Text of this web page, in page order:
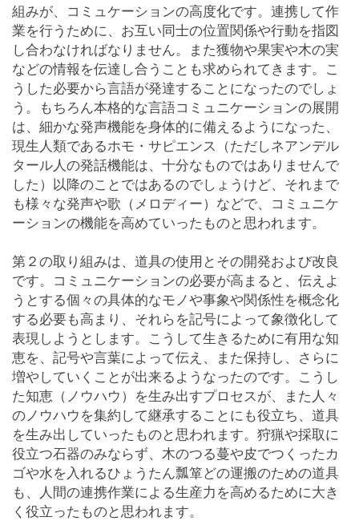
組みが、コミュケーションの高度化です。連携して作
業を行うために、お互い同士の位置関係や行動を指図
し合わなければなりません。また獲物や果実や木の実
などの情報を伝達し合うことも求められてきます。こ
うした必要から言語が発達することになったのでしょ
う。もちろん本格的な言語コミュニケーションの展開
は、細かな発声機能を身体的に備えるようになった、
現生人類であるホモ・サピエンス（ただしネアンデル
タール人の発話機能は、十分なものではありませんで
した）以降のことではあるのでしょうけど、それまで
も様々な発声や歌（メロディー）などで、コミュニケ
ーションの機能を高めていったものと思われます。
第２の取り組みは、道具の使用とその開発および改良
です。コミュニケーションの必要が高まると、伝えよ
うとする個々の具体的なモノや事象や関係性を概念化
する必要も高まり、それらを記号によって象徴化して
表現しようとします。こうして生きるために有用な知
恵を、記号や言葉によって伝え、また保持し、さらに
増やしていくことが出来るようなったのです。こうし
た知恵（ノウハウ）を生み出すプロセスが、また人々
のノウハウを集約して継承することにも役立ち、道具
を生み出していったものと思われます。狩猟や採取に
役立つ石器のみならず、木のつる蔓や皮でつくったカ
ゴや水を入れるひょうたん瓢箪どの運搬のための道具
も、人間の連携作業による生産力を高めるために大き
く役立ったものと思われます。